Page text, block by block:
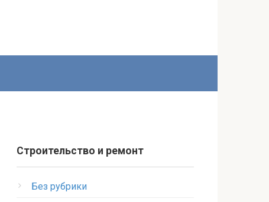
Строительство и ремонт
Без рубрики